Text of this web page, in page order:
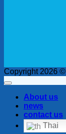
Copyright 2026 ©
About us
news
contact us
Thai